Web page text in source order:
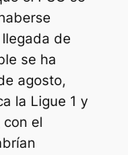
de
se ha
agosto,
la Ligue 1 y
el